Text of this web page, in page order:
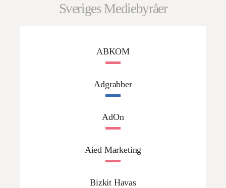
Sveriges Mediebyråer
ABKOM
Adgrabber
AdOn
Aied Marketing
Bizkit Havas